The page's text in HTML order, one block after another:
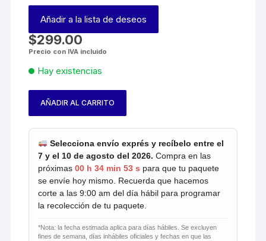
Añadir a la lista de deseos
$299.00
Precio con IVA incluido
Hay existencias
Qiyi
2x2
Azul
cantidad
AÑADIR AL CARRITO
Selecciona envío exprés y recíbelo entre el
7 y el 10 de agosto del 2026. Compra en las
próximas00 h 34 min 53 s para que tu paquete
se envíe hoy mismo. Recuerda que hacemos
corte a las 9:00 am del día hábil para programar
la recolección de tu paquete.
*Nota: la fecha estimada aplica para días hábiles. Se excluyen
fines de semana, días inhábiles oficiales y fechas en que las